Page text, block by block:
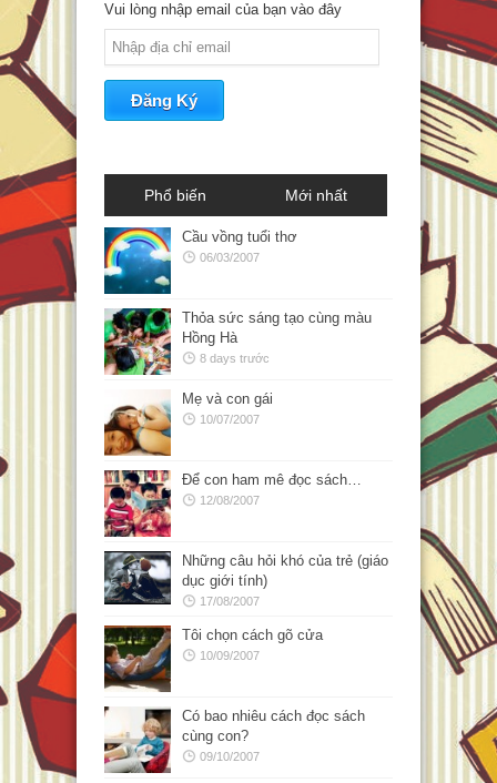
Vui lòng nhập email của bạn vào đây
Phổ biến Mới nhất
Cầu vồng tuổi thơ
06/03/2007
Thỏa sức sáng tạo cùng màu
Hồng Hà
8 days trước
Mẹ và con gái
10/07/2007
Để con ham mê đọc sách…
12/08/2007
Những câu hỏi khó của trẻ (giáo
dục giới tính)
17/08/2007
Tôi chọn cách gõ cửa
10/09/2007
Có bao nhiêu cách đọc sách
cùng con?
09/10/2007